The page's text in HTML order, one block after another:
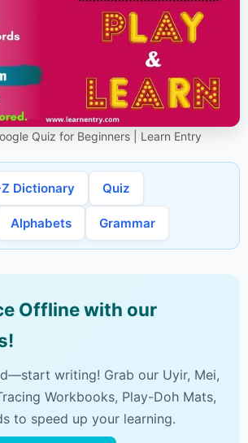
Quiz for Beginners | Learn Entry
Dictionary Quiz
Alphabets Grammar
Offline with our
writing! Grab our Uyir, Mei,
Workbooks, Play-Doh Mats,
to speed up your learning.